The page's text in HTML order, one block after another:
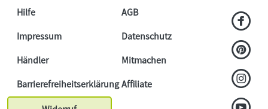
Hilfe
AGB
Impressum
Datenschutz
Händler
Mitmachen
BarrierefreiheitserklärungAffiliate